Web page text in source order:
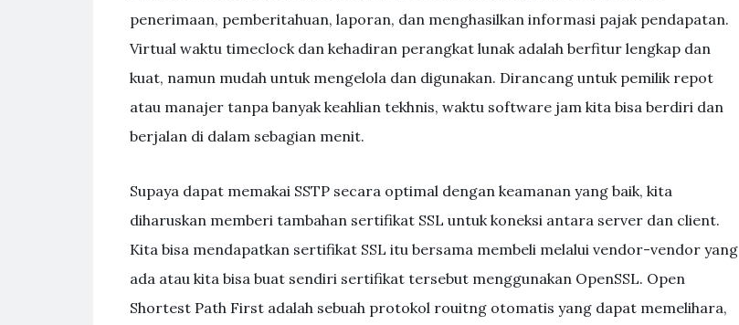
penerimaan, pemberitahuan, laporan, dan menghasilkan informasi pajak pendapatan.
Virtual waktu timeclock dan kehadiran perangkat lunak adalah berfitur lengkap dan
kuat, namun mudah untuk mengelola dan digunakan. Dirancang untuk pemilik repot
atau manajer tanpa banyak keahlian tekhnis, waktu software jam kita bisa berdiri dan
berjalan di dalam sebagian menit.
Supaya dapat memakai SSTP secara optimal dengan keamanan yang baik, kita
diharuskan memberi tambahan sertifikat SSL untuk koneksi antara server dan client.
Kita bisa mendapatkan sertifikat SSL itu bersama membeli melalui vendor-vendor yang
ada atau kita bisa buat sendiri sertifikat tersebut menggunakan OpenSSL. Open
Shortest Path First adalah sebuah protokol rouitng otomatis yang dapat memelihara,